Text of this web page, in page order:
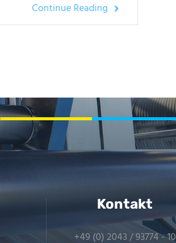
Continue Reading
Kontakt
+49 (0) 2043 / 93774 - 10